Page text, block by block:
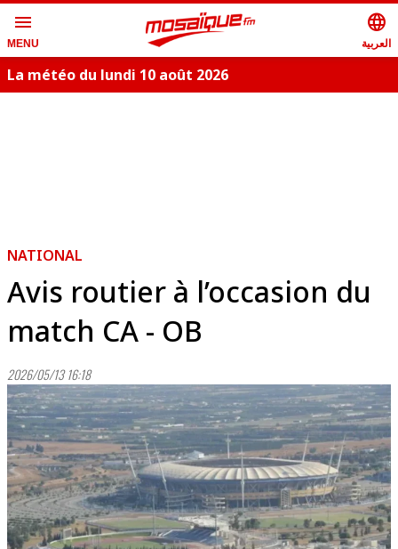
menu
MENU
language
العربية
La météo du lundi 10 août 2026
NATIONAL
Avis routier à l’occasion du
match CA - OB
2026/05/13 16:18